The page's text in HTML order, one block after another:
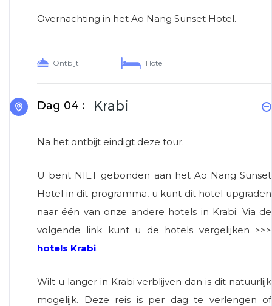
Overnachting in het Ao Nang Sunset Hotel.
Ontbijt Hotel
Dag 04 : Krabi
Na het ontbijt eindigt deze tour.
U bent NIET gebonden aan het Ao Nang Sunset
Hotel in dit programma, u kunt dit hotel upgraden
naar één van onze andere hotels in Krabi. Via de
volgende link kunt u de hotels vergelijken >>>
hotels Krabi.
Wilt u langer in Krabi verblijven dan is dit natuurlijk
mogelijk. Deze reis is per dag te verlengen of